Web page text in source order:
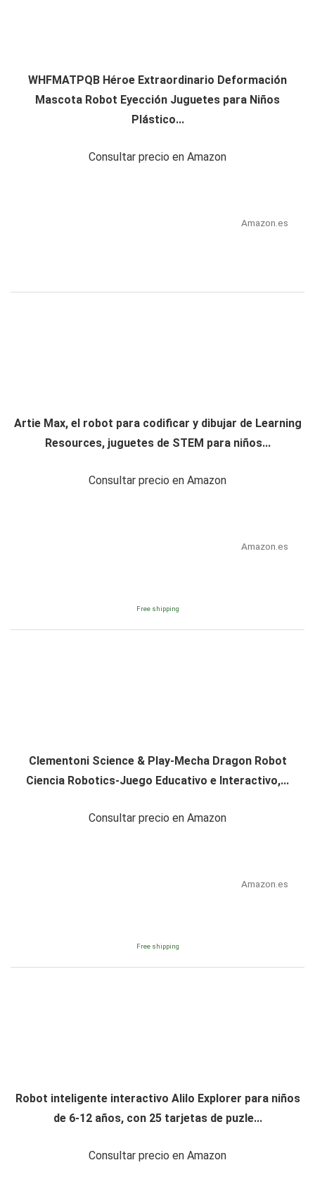
WHFMATPQB Héroe Extraordinario Deformación
Mascota Robot Eyección Juguetes para Niños
Plástico...
Consultar precio en Amazon
Amazon.es
Artie Max, el robot para codificar y dibujar de Learning
Resources, juguetes de STEM para niños...
Consultar precio en Amazon
Amazon.es
Free shipping
Clementoni Science & Play-Mecha Dragon Robot
Ciencia Robotics-Juego Educativo e Interactivo,...
Consultar precio en Amazon
Amazon.es
Free shipping
Robot inteligente interactivo Alilo Explorer para niños
de 6-12 años, con 25 tarjetas de puzle...
Consultar precio en Amazon